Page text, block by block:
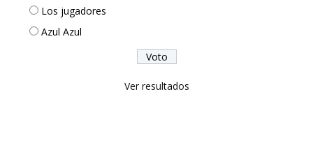
Los jugadores
Azul Azul
Ver resultados